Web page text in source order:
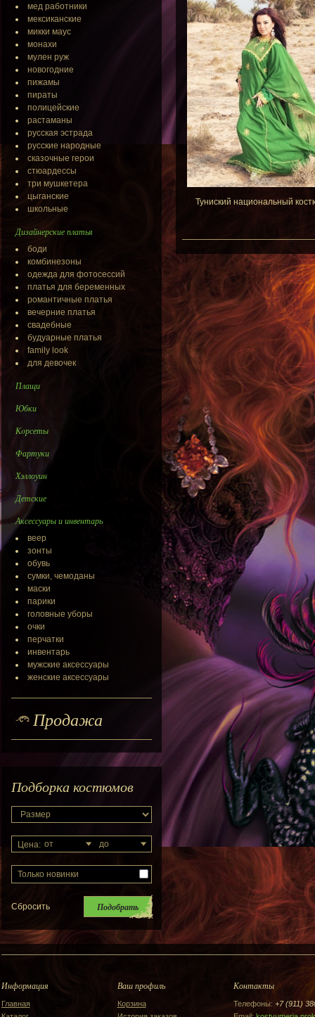
мед работники
мексиканские
микки маус
монахи
мулен руж
новогодние
пижамы
пираты
полицейские
растаманы
русская эстрада
русские народные
сказочные герои
стюардессы
три мушкетера
цыганские
школьные
Дизайнерские платья
боди
комбинезоны
одежда для фотосессий
платья для беременных
романтичные платья
вечерние платья
свадебные
будуарные платья
family look
для девочек
Плащи
Юбки
Кoрсеты
Фартуки
Хэллоуин
Детские
Аксессуары и инвентарь
веер
зонты
обувь
сумки, чемоданы
маски
парики
головные уборы
очки
перчатки
инвентарь
мужские аксессуары
женские аксессуары
Продажа
Подборка костюмов
Цена:
Только новинки
Туниский национальный
Информация
Главная
Ваш профиль
Корзина
Контакты
Телефоны: +7 (911)